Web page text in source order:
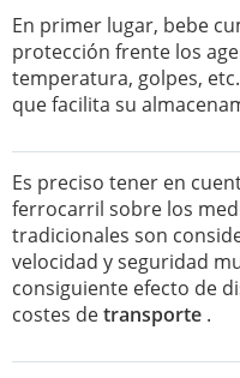
En primer lugar, bebe
protección frente los
temperatura, golpes,
que facilita su
Es preciso tener en
ferrocarril sobre los
tradicionales son
velocidad y seguridad
consiguiente efecto de
costes detransporte .